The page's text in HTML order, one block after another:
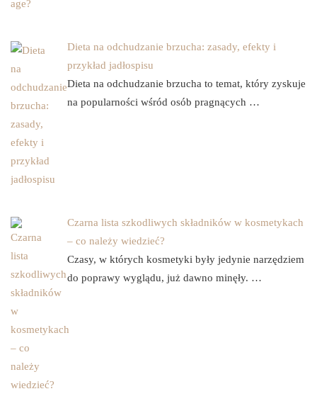
Dieta na odchudzanie brzucha: zasady, efekty i
przykład jadłospisu
Dieta na odchudzanie brzucha to temat, który zyskuje
na popularności wśród osób pragnących …
Czarna lista szkodliwych składników w kosmetykach
– co należy wiedzieć?
Czasy, w których kosmetyki były jedynie narzędziem
do poprawy wyglądu, już dawno minęły. …